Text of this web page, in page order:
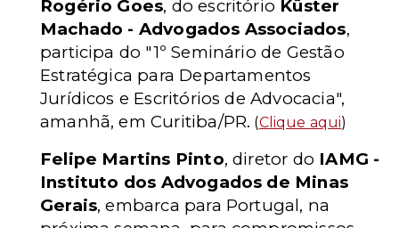
Rogério Goes, do escritório Küster
Machado - Advogados Associados,
participa do "1º Seminário de Gestão
Estratégica para Departamentos
Jurídicos e Escritórios de Advocacia",
amanhã, em Curitiba/PR. (Clique aqui)
Felipe Martins Pinto, diretor do IAMG -
Instituto dos Advogados de Minas
Gerais, embarca para Portugal, na